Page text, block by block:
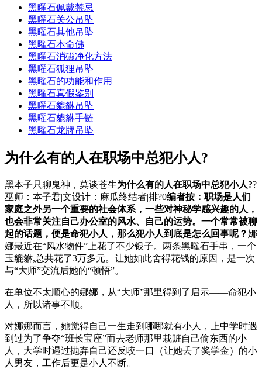
黑曜石佩戴禁忌
黑曜石关公吊坠
黑曜石其他吊坠
黑曜石本命佛
黑曜石消磁净化方法
黑曜石狐狸吊坠
黑曜石的功能和作用
黑曜石真假鉴别
黑曜石貔貅吊坠
黑曜石貔貅手链
黑曜石龙牌吊坠
为什么有的人在职场中总犯小人?
黑本子只聊鬼神，莫谈苍生为什么有的人在职场中总犯小人??
巫师：本子君|文设计：麻瓜终结者|排?0编者按：职场是人们
家庭之外另一个重要的社会体系，一些对神秘学感兴趣的人，
也会非常关注自己办公室的风水、自己的运势。一个常常被聊
起的话题，便是命犯小人，那么犯小人到底是怎么回事呢？娜
娜最近在“风水物件”上花了不少银子。两条黑曜石手串，一个
玉貔貅,总共花了3万多元。让她如此舍得花钱的原因，是一次
与“大师”交流后她的“顿悟”。
在单位不太顺心的娜娜，从“大师”那里得到了启示——命犯小
人，所以诸事不顺。
对娜娜而言，她觉得自己一生走到哪哪就有小人，上中学时遇
到过为了争夺“班长宝座”而去老师那里栽赃自己偷东西的小
人，大学时遇过抛弃自己还反咬一口（让她丢了奖学金）的小
人男友，工作后更是小人不断。